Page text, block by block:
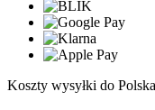
Koszty wysyłki do Polska